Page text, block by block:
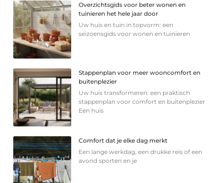
Overzichtsgids voor beter wonen en
tuinieren het hele jaar door
Uw huis en tuin in topvorm: een
seizoensgids voor wonen en tuinieren
Stappenplan voor meer wooncomfort en
buitenplezier
Uw huis transformeren: een praktisch
stappenplan voor comfort en buitenplezier
Een huis
Comfort dat je elke dag merkt
Een lange werkdag, een drukke reis of een
avond sporten en je